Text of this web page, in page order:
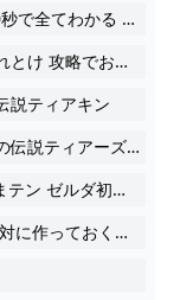
ゼルダの伝説 ティアキン 20秒で全てわかる 料理レシピ 全228種類の一覧表 攻略 実況 評価 レビュー 海外の反応 考察 トレーラー 映像 ティアーズオブザキングダム
ティアキン 絶対ポーチにいれとけ 攻略でおすすめな料理10選
説ティアキン
バカと天才は紙一重 ゼルダの伝説ティアーズオブザキングダム ゆっくり実況
10万ルピー稼ぐまで終われまテン ゼルダ初心者の霊夢さんがパンツ一枚で世界を救う旅に出るそうです その7 ゆっくり実況 ゼルダの伝説 ティアーズ オブ ザ キングダム
ティアキン 作らないと損 絶対に作っておくべき料理30選 ゼルダの伝説 ティアーズオブザキングダム